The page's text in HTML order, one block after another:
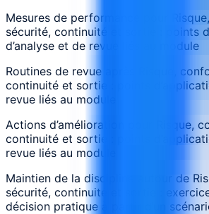
Mesures de performance pour
sécurité, continuité et sortie : points
d’analyse et de revue liés au module
Routines de revue après Risque,
continuité et sortie : points
revue liés au module
Actions d’amélioration pour Risque,
continuité et sortie : points
revue liés au module
Maintien de la discipline autour de
sécurité, continuité et sortie :
décision pratique à partir d’un